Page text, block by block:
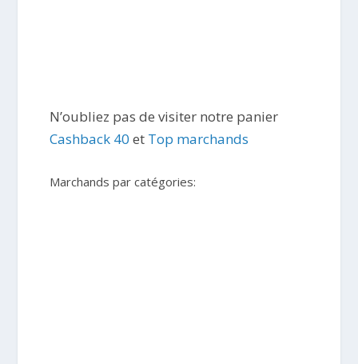
N’oubliez pas de visiter notre panier
Cashback 40 et Top marchands
Marchands par catégories: